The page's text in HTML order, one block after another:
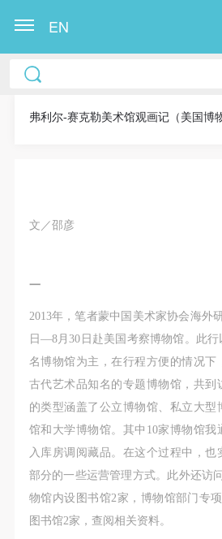
EN
弗利尔-赛克勒美术馆观画记（美国博
文／邵彦
一
2013年，笔者蒙中国美术家协会海外
日—8月30日赴美国考察博物馆。此
名博物馆为主，在行程方便的情况下
古代艺术品知名的专题博物馆，共到
的类型涵盖了公立博物馆、私立大型
馆和大学博物馆。其中10家博物馆我
入库房调阅藏品。在这个过程中，也
部分的一些运营管理方式。此外还访
物馆内设图书馆2家，博物馆部门专
图书馆2家，查阅相关资料。
中央美术学院美术馆出版授权协议
称“CAFAM”），愿意将本人参与
它数字媒体形式公开出版，并同
关“章程”规定享受相关权益。
中央美术学院美术馆活动安全免
第一条
本次活动公平公正、自愿参加与
负的原则。但活动有风险，参加
识。
第二条
参加本次活动者必须遵守中华人
律、法规，必须遵循道德和社会
备以人为本、团结友爱、互相帮
中央美术学院美术馆出版授权协议
称“CAFAM”），愿意将本人参与
它数字媒体形式公开出版，并同
关“章程”规定享受相关权益。
中央美术学院美术馆活动安全免
第一条
本次活动公平公正、自愿参加与
负的原则。但活动有风险，参加
识。
第二条
参加本次活动者必须遵守中华人
律、法规，必须遵循道德和社会
备以人为本、团结友爱、互相帮
中央美术学院美术馆出版授权协议
称“CAFAM”），愿意将本人参与
它数字媒体形式公开出版，并同
关“章程”规定享受相关权益。
中央美术学院美术馆活动安全免
第一条
本次活动公平公正、自愿参加与
负的原则。但活动有风险，参加
识。
第二条
参加本次活动者必须遵守中华人
律、法规，必须遵循道德和社会
备以人为本、团结友爱、互相帮